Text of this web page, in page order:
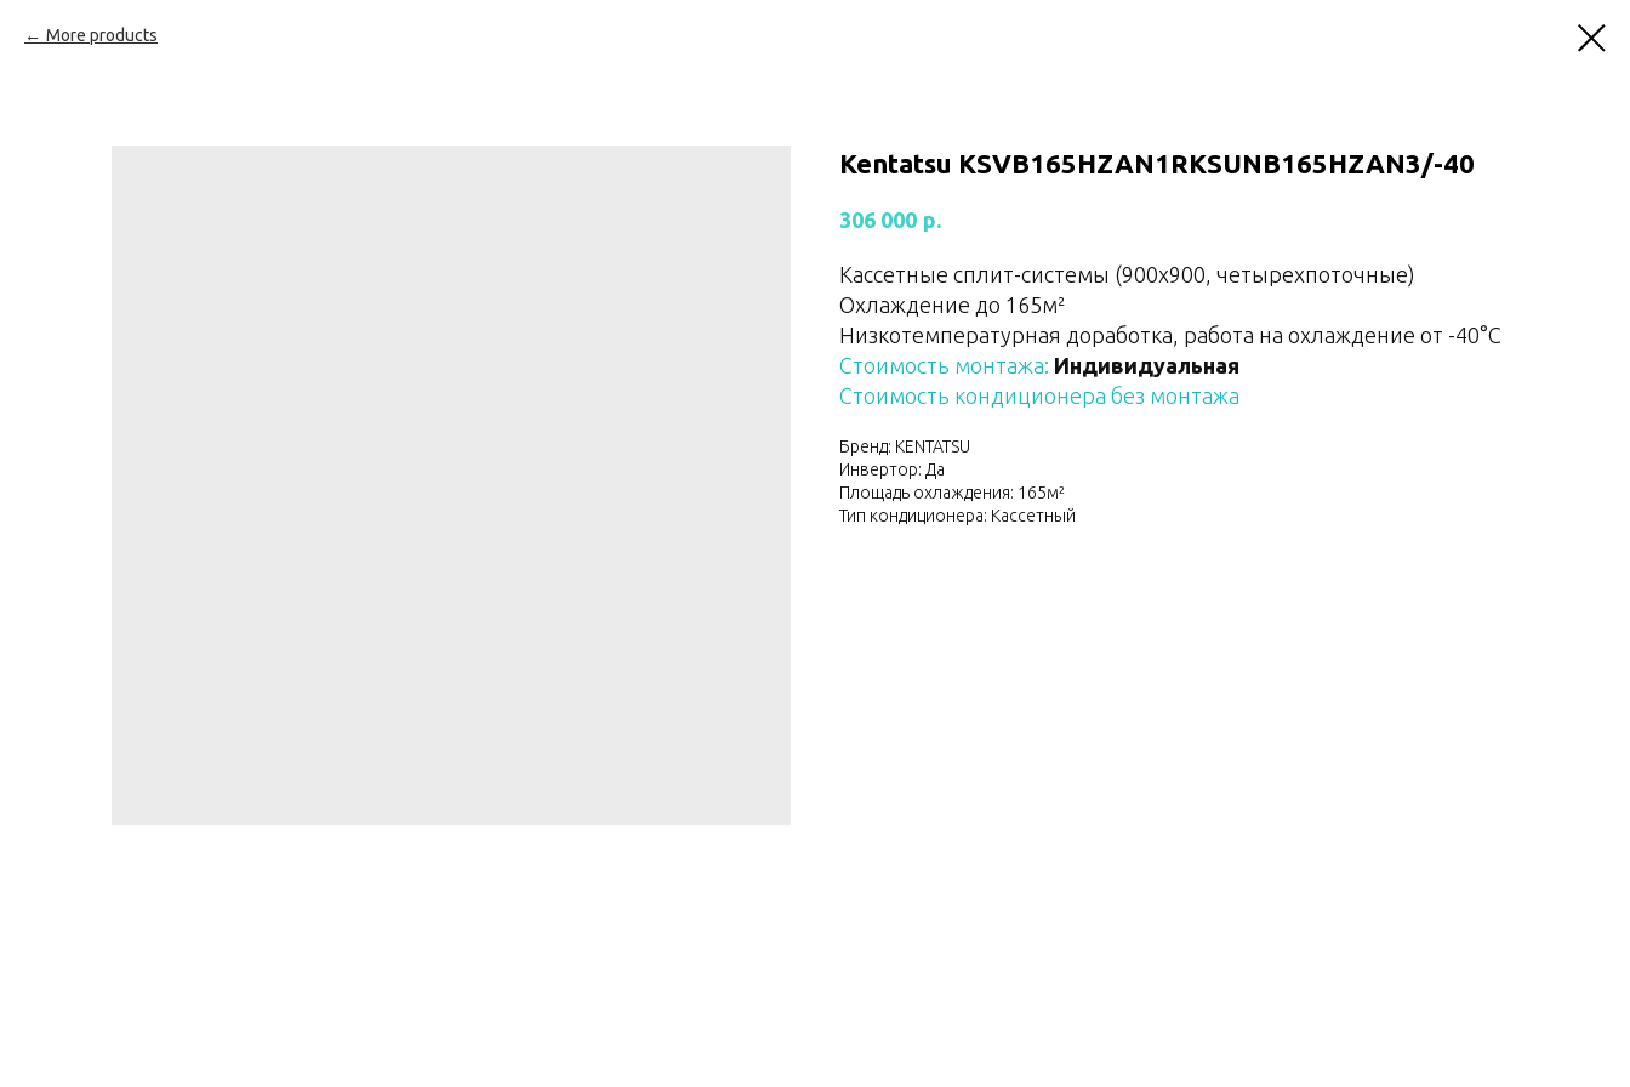
More products
Kentatsu KSVB165HZAN1RKSUNB165HZAN3/-40
306 000 р.
Кассетные сплит-системы (900х900, четырехпоточные)
Охлаждение до 165м²
Низкотемпературная доработка, работа на охлаждение от -40°С
Стоимость монтажа: Индивидуальная
Стоимость кондиционера без монтажа
Бренд: KENTATSU
Инвертор: Да
Площадь охлаждения: 165м²
Тип кондиционера: Кассетный